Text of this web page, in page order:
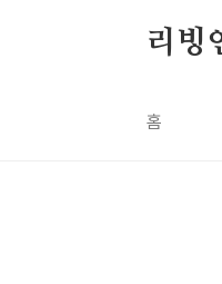
리빙
홈